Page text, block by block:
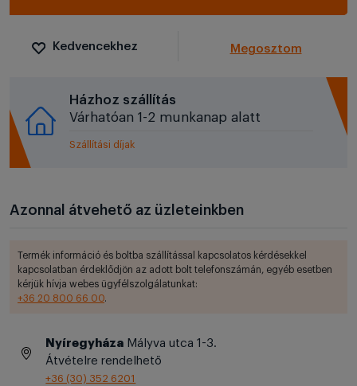
Kedvencekhez Megosztom
Házhoz szállítás
Várhatóan 1-2 munkanap alatt
Szállítási díjak
Azonnal átvehető az üzleteinkben
Termék információ és boltba szállítással kapcsolatos kérdésekkel
kapcsolatban érdeklődjön az adott bolt telefonszámán, egyéb esetben
kérjük hívja webes ügyfélszolgálatunkat:
+36 20 800 66 00.
Nyíregyháza Mályva utca 1-3.
Átvételre rendelhető
+36 (30) 352 6201